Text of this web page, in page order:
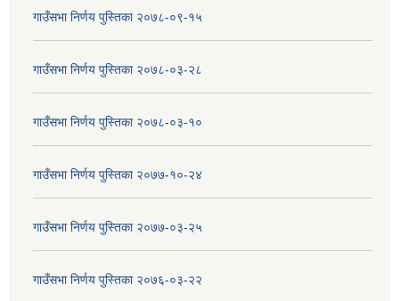
गाउँसभा निर्णय पुस्तिका २०७८-०९-१५
गाउँसभा निर्णय पुस्तिका २०७८-०३-२८
गाउँसभा निर्णय पुस्तिका २०७८-०३-१०
गाउँसभा निर्णय पुस्तिका २०७७-१०-२४
गाउँसभा निर्णय पुस्तिका २०७७-०३-२५
गाउँसभा निर्णय पुस्तिका २०७६-०३-२२